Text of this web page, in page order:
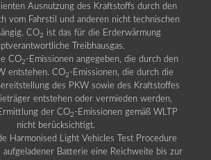
Ausnutzung des Kraftstoffs durch den
vom Fahrstil und anderen nicht technischen
CO2 ist das für die Erderwärmung
Treibhausgas.
CO2 -Emissionen angegeben, die durch den
entstehen. CO2 -Emissionen, die durch die
des PKW sowie des Kraftstoffes
entstehen oder vermieden werden,
der CO2 -Emissionen gemäß WLTP
nicht berücksichtigt.
Harmonised Light Vehicles Test Procedure
aufgeladener Batterie eine Reichweite bis zur